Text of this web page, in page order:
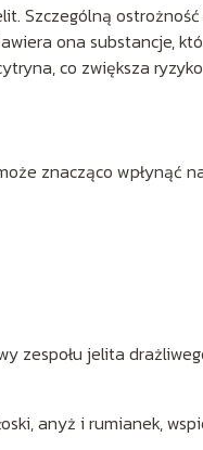
Szczególną
ona substancje,
co zwiększa
znacząco wpłynąć
zespołu jelita
anyż i rumianek,